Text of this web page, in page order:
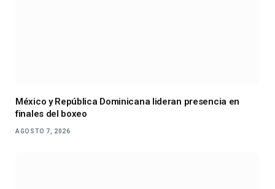
México y República Dominicana lideran presencia en
finales del boxeo
AGOSTO 7, 2026